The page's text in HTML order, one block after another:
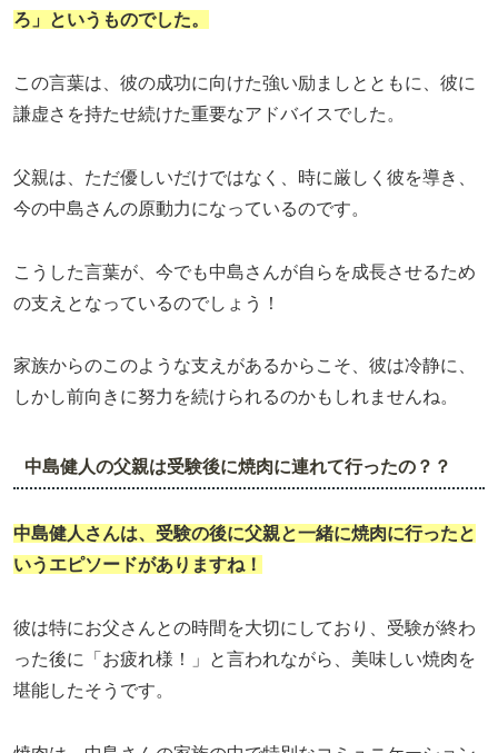
ろ」というものでした。
この言葉は、彼の成功に向けた強い励ましとともに、彼に
謙虚さを持たせ続けた重要なアドバイスでした。
父親は、ただ優しいだけではなく、時に厳しく彼を導き、
今の中島さんの原動力になっているのです。
こうした言葉が、今でも中島さんが自らを成長させるため
の支えとなっているのでしょう！
家族からのこのような支えがあるからこそ、彼は冷静に、
しかし前向きに努力を続けられるのかもしれませんね。
中島健人の父親は受験後に焼肉に連れて行ったの？？
中島健人 さんは、受験の後に父親と一緒に焼肉に行ったと
いうエピソードがありますね！
彼は特にお父さんとの時間を大切にしており、受験が終わ
った後に「お疲れ様！」と言われながら、美味しい焼肉を
堪能したそうです。